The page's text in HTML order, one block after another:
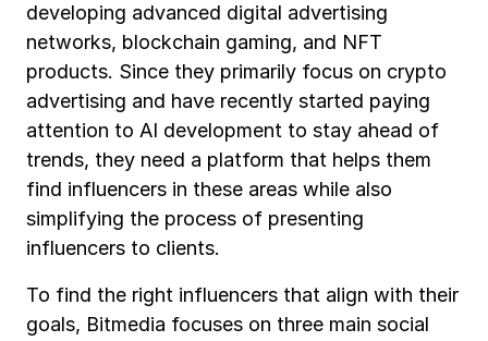
developing advanced digital advertising
networks, blockchain gaming, and NFT
products. Since they primarily focus on crypto
advertising and have recently started paying
attention to AI development to stay ahead of
trends, they need a platform that helps them
find influencers in these areas while also
simplifying the process of presenting
influencers to clients.
To find the right influencers that align with their
goals, Bitmedia focuses on three main social